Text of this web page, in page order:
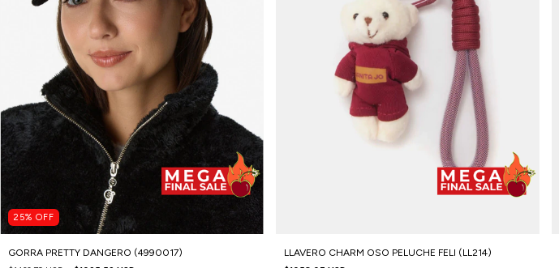
25% OFF
GORRA PRETTY DANGERO (4990017) LLAVERO CHARM OSO PELUCHE FELI (LL214)